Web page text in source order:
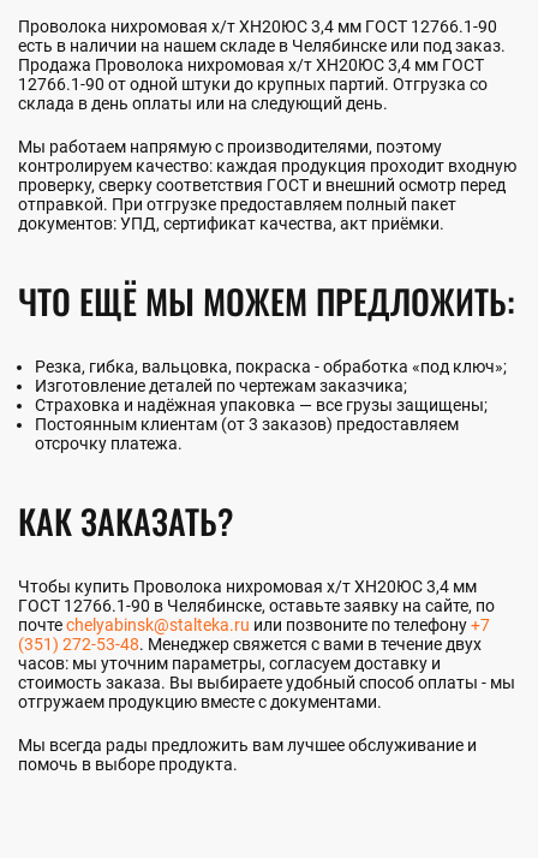
Проволока нихромовая х/т ХН20ЮС 3,4 мм ГОСТ 12766.1-90
есть в наличии на нашем складе в Челябинске или под заказ.
Продажа Проволока нихромовая х/т ХН20ЮС 3,4 мм ГОСТ
12766.1-90 от одной штуки до крупных партий. Отгрузка со
склада в день оплаты или на следующий день.
Мы работаем напрямую с производителями, поэтому
контролируем качество: каждая продукция проходит входную
проверку, сверку соответствия ГОСТ и внешний осмотр перед
отправкой. При отгрузке предоставляем полный пакет
документов: УПД, сертификат качества, акт приёмки.
ЧТО ЕЩЁ МЫ МОЖЕМ ПРЕДЛОЖИТЬ:
Резка, гибка, вальцовка, покраска - обработка «под ключ»;
Изготовление деталей по чертежам заказчика;
Страховка и надёжная упаковка — все грузы защищены;
Постоянным клиентам (от 3 заказов) предоставляем
отсрочку платежа.
КАК ЗАКАЗАТЬ?
Чтобы купить Проволока нихромовая х/т ХН20ЮС 3,4 мм
ГОСТ 12766.1-90 в Челябинске, оставьте заявку на сайте, по
почтеchelyabinsk@stalteka.ru или позвоните по телефону+7
(351) 272-53-48. Менеджер свяжется с вами в течение двух
часов: мы уточним параметры, согласуем доставку и
стоимость заказа. Вы выбираете удобный способ оплаты - мы
отгружаем продукцию вместе с документами.
Мы всегда рады предложить вам лучшее обслуживание и
помочь в выборе продукта.